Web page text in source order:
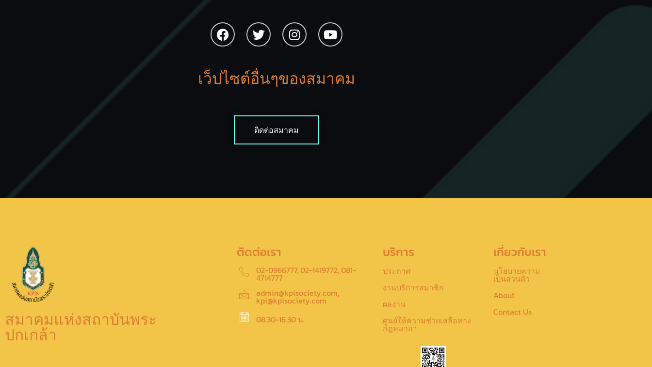
เว็ปไซต์อื่นๆของสมาคม
ติดต่อสมาคม
สมาคมแห่งสถาบันพระ
ปกเกล้า
ติดต่อเรา
02-0966777, 02-1419772, 081-
4714777
admin@kpisociety.com,
kpi@kpisociety.com
08.30-16.30 น.
บริการ
ประกาศ
งานบริการสมาชิก
ผลงาน
ศูนย์ให้ความช่วยเหลือทาง
กฎหมายฯ
เกี่ยวกับเรา
นโยบายความ
เป็นส่วนตัว
About
Contact Us